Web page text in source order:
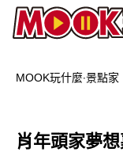
MOOK玩什麼‧景點家
肖年頭家夢